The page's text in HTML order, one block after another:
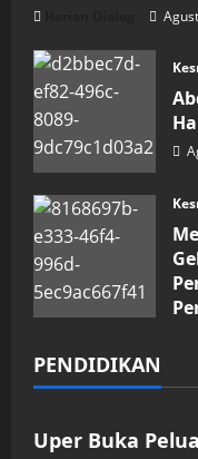
PENDIDIKAN
Pendidikan
Uper Buka